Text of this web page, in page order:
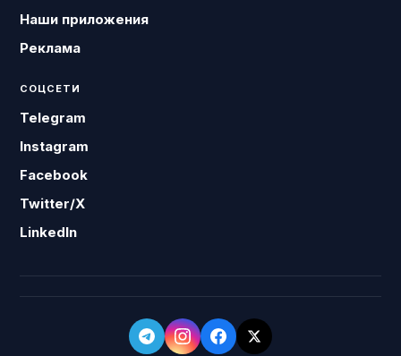
Наши приложения
Реклама
СОЦСЕТИ
Telegram
Instagram
Facebook
Twitter/X
LinkedIn